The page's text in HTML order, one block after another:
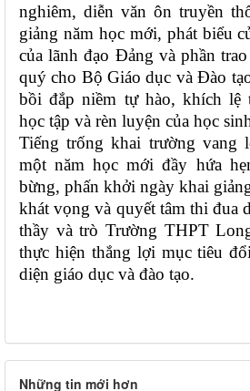
nghiêm, diễn văn ôn truyền
giảng năm học mới, phát biểu
của lãnh đạo Đảng và phần
quý cho Bộ Giáo dục và Đào
bồi đắp niềm tự hào, khích lệ
học tập và rèn luyện của học
Tiếng trống khai trường vang
một năm học mới đầy hứa
bừng, phấn khởi ngày khai
khát vọng và quyết tâm thi đua
thầy và trò Trường THPT
thực hiện thắng lợi mục tiêu
diện giáo dục và đào tạo.
Những tin mới hơn